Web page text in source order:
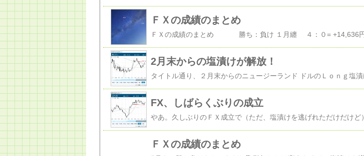
ＦＸの成績のまとめ
2月末からの塩漬けが解放！
FX、しばらくぶりの成立
ＦＸの成績のまとめ